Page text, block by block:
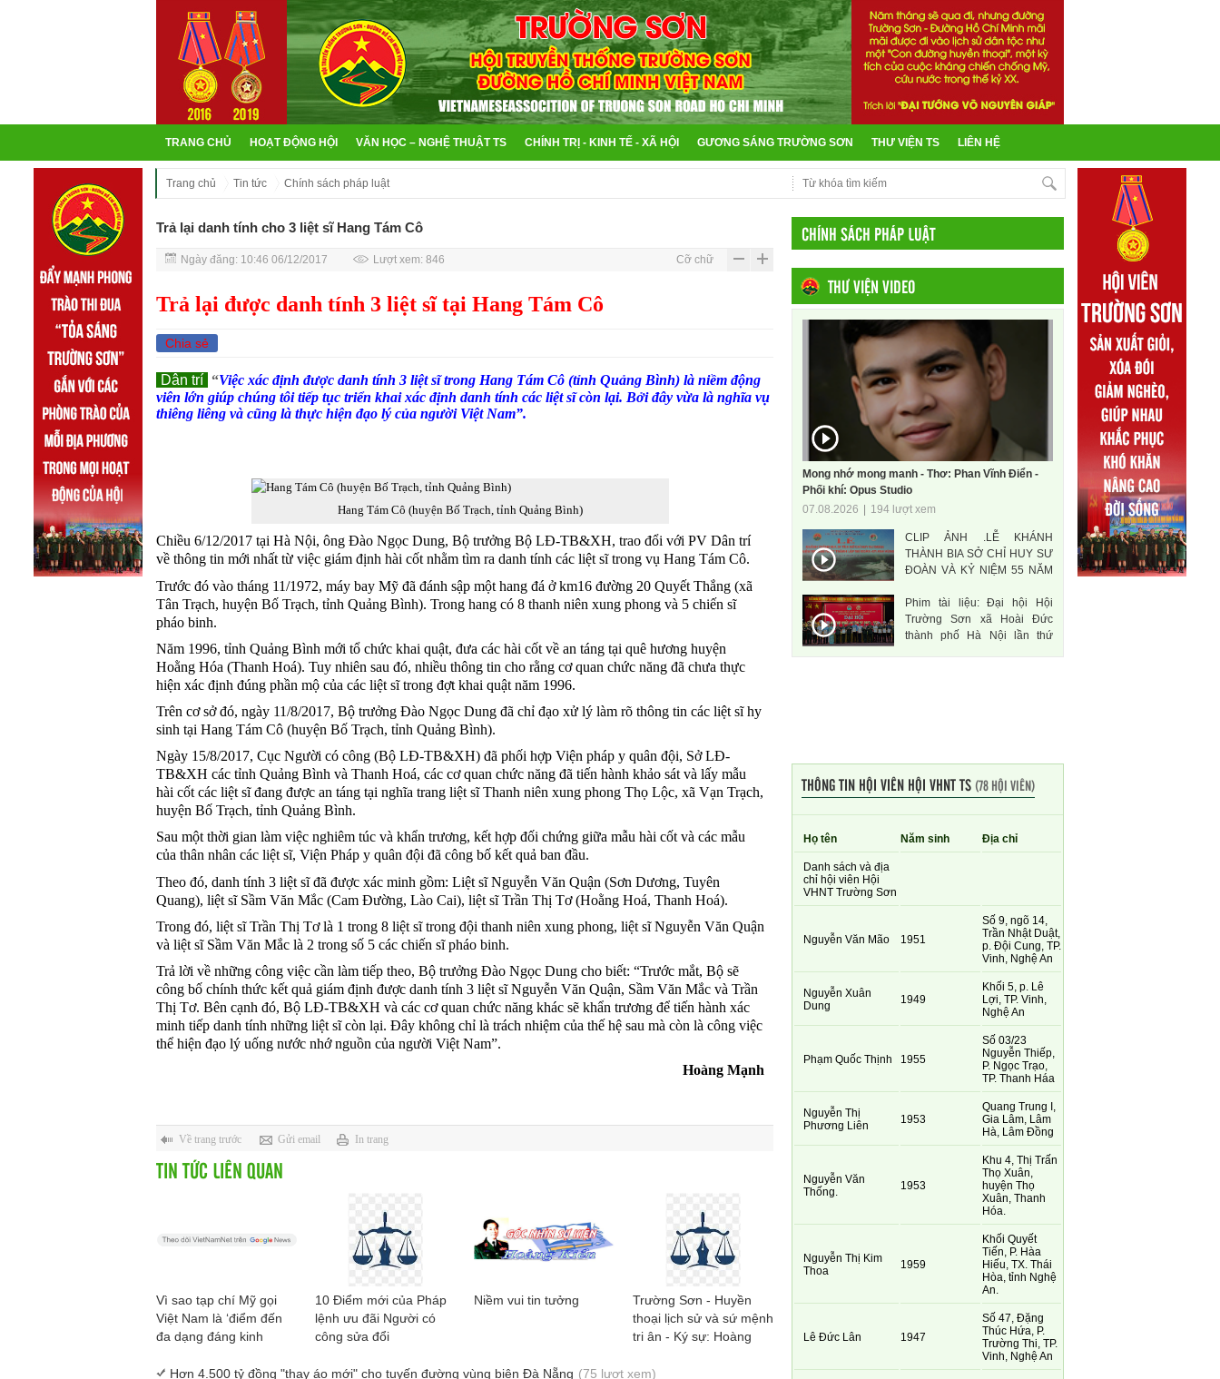
TRANG CHỦ HOẠT ĐỘNG HỘI VĂN HỌC – NGHỆ THUẬT TS CHÍNH TRỊ - KINH TẾ - XÃ HỘI GƯƠNG SÁNG TRƯỜNG SƠN THƯ VIỆN TS LIÊN HỆ
Trang chủ Tin tức Chính sách pháp luật
Trả lại danh tính cho 3 liệt sĩ Hang Tám Cô
Ngày đăng: 10:46 06/12/2017 Lượt xem: 846 Cỡ chữ
Trả lại được danh tính 3 liệt sĩ tại Hang Tám Cô
Chia sẻ
Dân trí “Việc xác định được danh tính 3 liệt sĩ trong Hang Tám Cô (tỉnh Quảng Bình) là niềm động
viên lớn giúp chúng tôi tiếp tục triển khai xác định danh tính các liệt sĩ còn lại. Bởi đây vừa là nghĩa vụ
thiêng liêng và cũng là thực hiện đạo lý của người Việt Nam”.
Hang Tám Cô (huyện Bố Trạch, tỉnh Quảng Bình)
Chiều 6/12/2017 tại Hà Nội, ông Đào Ngọc Dung, Bộ trưởng Bộ LĐ-TB&XH, trao đổi với PV Dân trí
về thông tin mới nhất từ việc giám định hài cốt nhằm tìm ra danh tính các liệt sĩ trong vụ Hang Tám Cô.
Trước đó vào tháng 11/1972, máy bay Mỹ đã đánh sập một hang đá ở km16 đường 20 Quyết Thắng (xã
Tân Trạch, huyện Bố Trạch, tỉnh Quảng Bình). Trong hang có 8 thanh niên xung phong và 5 chiến sĩ
pháo binh.
Năm 1996, tỉnh Quảng Bình mới tổ chức khai quật, đưa các hài cốt về an táng tại quê hương huyện
Hoằng Hóa (Thanh Hoá). Tuy nhiên sau đó, nhiều thông tin cho rằng cơ quan chức năng đã chưa thực
hiện xác định đúng phần mộ của các liệt sĩ trong đợt khai quật năm 1996.
Trên cơ sở đó, ngày 11/8/2017, Bộ trưởng Đào Ngọc Dung đã chỉ đạo xử lý làm rõ thông tin các liệt sĩ hy
sinh tại Hang Tám Cô (huyện Bố Trạch, tỉnh Quảng Bình).
Ngày 15/8/2017, Cục Người có công (Bộ LĐ-TB&XH) đã phối hợp Viện pháp y quân đội, Sở LĐ-
TB&XH các tỉnh Quảng Bình và Thanh Hoá, các cơ quan chức năng đã tiến hành khảo sát và lấy mẫu
hài cốt các liệt sĩ đang được an táng tại nghĩa trang liệt sĩ Thanh niên xung phong Thọ Lộc, xã Vạn Trạch,
huyện Bố Trạch, tỉnh Quảng Bình.
Sau một thời gian làm việc nghiêm túc và khẩn trương, kết hợp đối chứng giữa mẫu hài cốt và các mẫu
của thân nhân các liệt sĩ, Viện Pháp y quân đội đã công bố kết quả ban đầu.
Theo đó, danh tính 3 liệt sĩ đã được xác minh gồm: Liệt sĩ Nguyễn Văn Quận (Sơn Dương, Tuyên
Quang), liệt sĩ Sầm Văn Mắc (Cam Đường, Lào Cai), liệt sĩ Trần Thị Tơ (Hoằng Hoá, Thanh Hoá).
Trong đó, liệt sĩ Trần Thị Tơ là 1 trong 8 liệt sĩ trong đội thanh niên xung phong, liệt sĩ Nguyễn Văn Quận
và liệt sĩ Sầm Văn Mắc là 2 trong số 5 các chiến sĩ pháo binh.
Trả lời về những công việc cần làm tiếp theo, Bộ trưởng Đào Ngọc Dung cho biết: “Trước mắt, Bộ sẽ
công bố chính thức kết quả giám định được danh tính 3 liệt sĩ Nguyễn Văn Quận, Sầm Văn Mắc và Trần
Thị Tơ. Bên cạnh đó, Bộ LĐ-TB&XH và các cơ quan chức năng khác sẽ khẩn trương để tiến hành xác
minh tiếp danh tính những liệt sĩ còn lại. Đây không chỉ là trách nhiệm của thế hệ sau mà còn là công việc
thể hiện đạo lý uống nước nhớ nguồn của người Việt Nam”.
Hoàng Mạnh
Về trang trước Gửi email In trang
TIN TỨC LIÊN QUAN
Vì sao tạp chí Mỹ gọi
Việt Nam là ‘điểm đến
đa dạng đáng kinh
10 Điểm mới của Pháp
lệnh ưu đãi Người có
công sửa đổi
Niềm vui tin tưởng
Trường Sơn - Huyền
thoại lịch sử và sứ mệnh
tri ân - Ký sự: Hoàng
Hơn 4.500 tỷ đồng "thay áo mới" cho tuyến đường vùng biên Đà Nẵng (75 lượt xem)
CHÍNH SÁCH PHÁP LUẬT
THƯ VIỆN VIDEO
Mong nhớ mong manh - Thơ: Phan Vĩnh Điển -
Phối khí: Opus Studio
07.08.2026
194 lượt xem
CLIP ẢNH .LỄ KHÁNH
THÀNH BIA SỞ CHỈ HUY SƯ
ĐOÀN VÀ KỶ NIỆM 55 NĂM
ANH HÙNG
Phim tài liệu: Đại hội Hội
Trường Sơn xã Hoài Đức
thành phố Hà Nội lần thứ
THÔNG TIN HỘI VIÊN HỘI VHNT TS(78 HỘI VIÊN)
Họ tên Năm sinh Địa chỉ
Danh sách và địa
chỉ hội viên Hội
VHNT Trường Sơn
Nguyễn Văn Mão 1951
Số 9, ngõ 14,
Trần Nhật Duật,
p. Đội Cung, TP.
Vinh, Nghệ An
Nguyễn Xuân
Dung
1949
Khối 5, p. Lê
Lợi, TP. Vinh,
Nghệ An
Phạm Quốc Thịnh 1955
Số 03/23
Nguyễn Thiếp,
P. Ngọc Trạo,
TP. Thanh Háa
Nguyễn Thị
Phương Liên
1953
Quang Trung I,
Gia Lâm, Lâm
Hà, Lâm Đồng
Nguyễn Văn
Thống.
1953
Khu 4, Thị Trấn
Thọ Xuân,
huyện Thọ
Xuân, Thanh
Hóa.
Nguyễn Thị Kim
Thoa
1959
Khối Quyết
Tiến, P. Hàa
Hiếu, TX. Thái
Hòa, tỉnh Nghệ
An.
Lê Đức Lân 1947
Số 47, Đặng
Thúc Hứa, P.
Trường Thi, TP.
Vinh, Nghệ An